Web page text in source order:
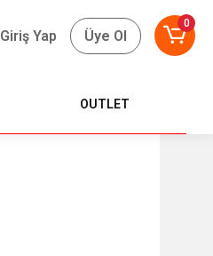
Giriş Yap Üye Ol
0
OUTLET